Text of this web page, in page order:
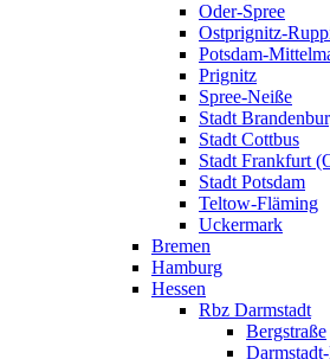
Oder-Spree
Ostprignitz-
Potsdam-
Prignitz
Spree-Neiße
Stadt
Stadt Cottbus
Stadt Frankfurt
Stadt Potsdam
Teltow-Fläming
Uckermark
Bremen
Hamburg
Hessen
Rbz Darmstadt
Bergstraße